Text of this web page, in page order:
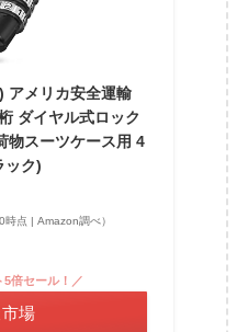
アメリカ安全運輸
ダイヤル式ロック
物スーツケース用 4
ック)
点 | Amazon調べ）
5倍セール！／
場